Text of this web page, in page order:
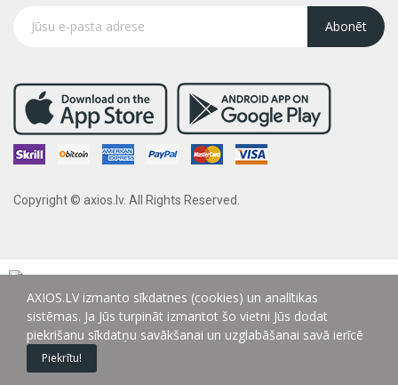
Abonēt
Copyright © axios.lv. All Rights Reserved.
AXIOS.LV izmanto sīkdatnes (cookies) un analītikas
sistēmas. Ja Jūs turpināt izmantot šo vietni Jūs dodat
piekrišanu sīkdatņu savākšanai un uzglabāšanai savā ierīcē
Piekrītu!